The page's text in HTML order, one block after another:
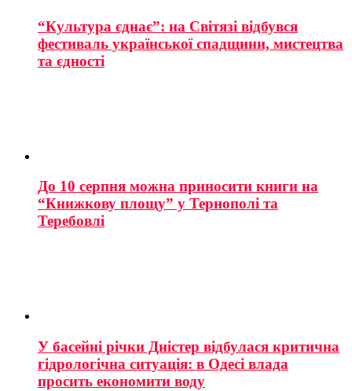
“Культура єднає”: на Світязі відбувся
фестиваль української спадщини, мистецтва
та єдності
До 10 серпня можна приносити книги на
“Книжкову площу” у Тернополі та
Теребовлі
У басейні річки Дністер відбулася критична
гідрологічна ситуація: в Одесі влада
просить економити воду